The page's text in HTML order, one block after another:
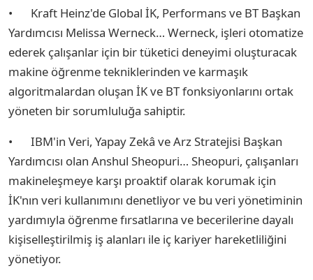
•
Kraft Heinz'de Global İK, Performans ve BT Başkan
Yardımcısı Melissa Werneck… Werneck, işleri otomatize
ederek çalışanlar için bir tüketici deneyimi oluşturacak
makine öğrenme tekniklerinden ve karmaşık
algoritmalardan oluşan İK ve BT fonksiyonlarını ortak
yöneten bir sorumluluğa sahiptir.
•
IBM'in Veri, Yapay Zekâ ve Arz Stratejisi Başkan
Yardımcısı olan Anshul Sheopuri… Sheopuri, çalışanları
makineleşmeye karşı proaktif olarak korumak için
İK'nın veri kullanımını denetliyor ve bu veri yönetiminin
yardımıyla öğrenme fırsatlarına ve becerilerine dayalı
kişiselleştirilmiş iş alanları ile iç kariyer hareketliliğini
yönetiyor.